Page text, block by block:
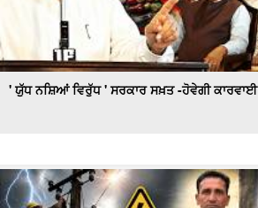
' ਯੁੱਧ ਨਸ਼ਿਆਂ ਵਿਰੁੱਧ ' ਸਰਕਾਰ ਸਖ਼ਤ -ਹੋਵੇਗੀ ਕਾਰਵਾਈ